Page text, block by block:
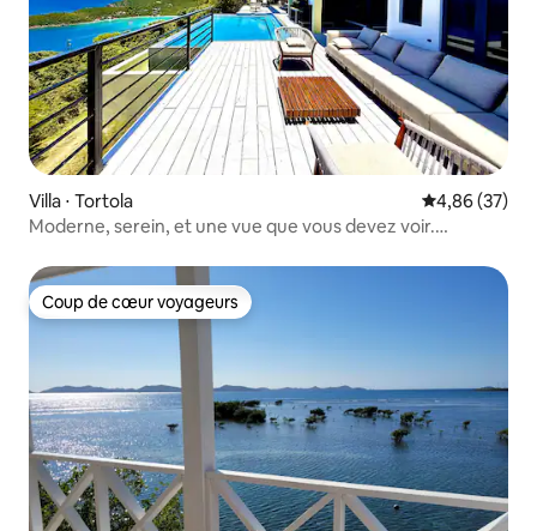
Villa ⋅ Tortola Évaluation
4,86 (37)
Moderne, serein, et une vue que vous devez voir.
Coup de cœur voyageurs
Coup de cœur voyageurs